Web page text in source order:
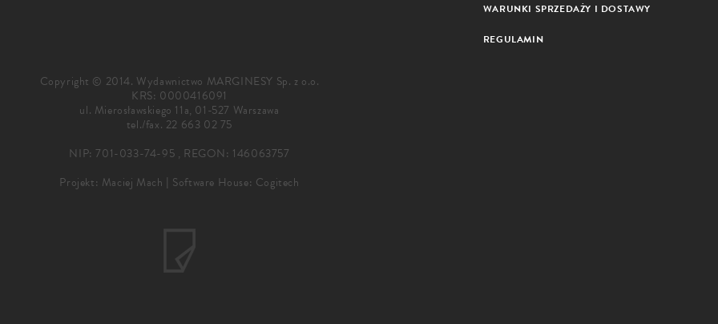
WARUNKI SPRZEDAŻY I DOSTAWY
REGULAMIN
Copyright © 2014. Wydawnictwo MARGINESY Sp. z o.o.
KRS: 0000416091
ul. Mierosławskiego 11a, 01-527 Warszawa
tel./fax. 22 663 02 75
NIP: 701-033-74-95 , REGON: 146063757
Projekt: Maciej Mach | Software House: Cogitech